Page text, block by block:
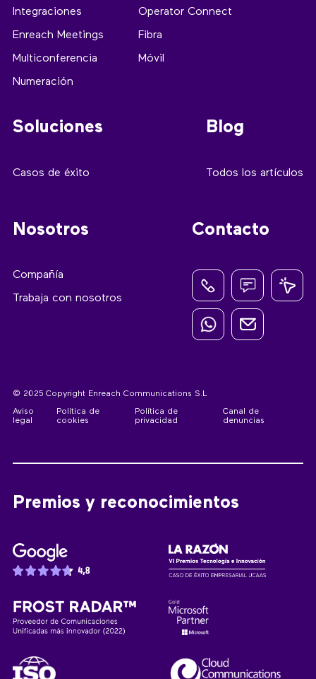
Integraciones
Enreach Meetings
Multiconferencia
Numeración
Operator Connect
Fibra
Móvil
Soluciones
Casos de éxito
Blog
Todos los artículos
Nosotros
Compañía
Trabaja con nosotros
Contacto
© 2025 Copyright Enreach Communications S.L
Aviso
legal
Política de
cookies
Política de
privacidad
Canal de
denuncias
Premios y reconocimientos